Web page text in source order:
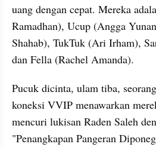
uang dengan cepat. Mereka
Ramadhan), Ucup (Angga
Shahab), TukTuk (Ari Irham),
dan Fella (Rachel Amanda).
Pucuk dicinta, ulam tiba, seorang
koneksi VVIP menawarkan
mencuri lukisan Raden Saleh
"Penangkapan Pangeran